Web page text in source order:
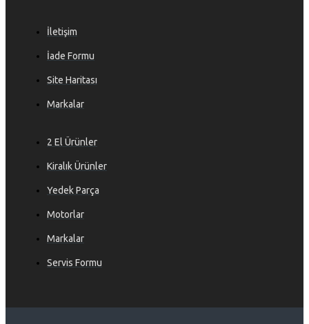
İletişim
İade Formu
Site Haritası
Markalar
2 El Ürünler
Kiralık Ürünler
Yedek Parça
Motorlar
Markalar
Servis Formu